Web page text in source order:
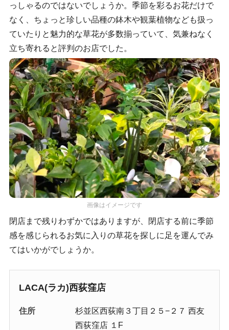
っしゃるのではないでしょうか。季節を彩るお花だけで
なく、ちょっと珍しい品種の鉢木や観葉植物なども扱っ
ていたりと魅力的な草花が多数揃っていて、気兼ねなく
立ち寄れると評判のお店でした。
画像はイメージです
閉店まで残りわずかではありますが、閉店する前に季節
感を感じられるお気に入りの草花を探しに足を運んでみ
てはいかがでしょうか。
LACA(ラカ)西荻窪店
住所
杉並区西荻南３丁目２５−２７ 西友
西荻窪店 １F